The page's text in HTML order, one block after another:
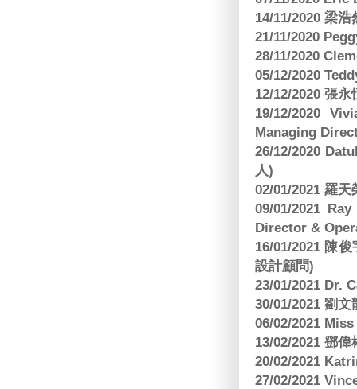
14/11/2020 梁
21/11/2020
28/11/2020
05/12/2020
12/12/2020 張
19/12/2020
Managing
26/12/2020
人)
02/01/2021 羅
09/01/2021
Director &
16/01/2021 陳
設計顧問)
23/01/2021 Dr.
30/01/2021 劉
06/02/2021
13/02/2021 鄧
20/02/2021
27/02/2021